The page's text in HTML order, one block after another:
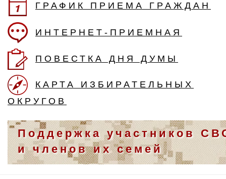
ГРАФИК ПРИЕМА ГРАЖДАН
ИНТЕРНЕТ-ПРИЕМНАЯ
ПОВЕСТКА ДНЯ ДУМЫ
КАРТА ИЗБИРАТЕЛЬНЫХ
ОКРУГОВ
Поддержка участников
и членов их семей